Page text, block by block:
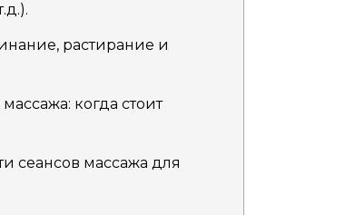
растирание и
когда стоит
сеансов массажа для